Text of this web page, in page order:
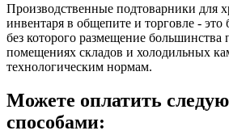
Производственные подтоварники для
инвентаря в общепите и торговле - это
без которого размещение большинства
помещениях складов и холодильных
технологическим нормам.
Можете оплатить
способами: